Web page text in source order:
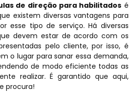
de direção para habilitados é
existem diversas vantagens para
esse tipo de serviço. Há diversas
devem estar de acordo com os
pelo cliente, por isso, é
o lugar para sanar essa demanda,
de modo eficiente todas as
realizar. É garantido que aqui,
procura!